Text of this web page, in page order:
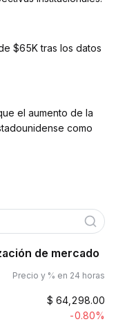
$65K tras los datos
el aumento de la
como
de mercado
Precio y % en 24 horas
$ 64,298.00
-0.80%